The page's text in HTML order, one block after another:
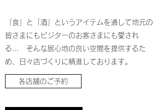
「食」と「酒」というアイテムを通して地元の
皆さまにもビジターのお客さまにも愛され
る… そんな居心地の良い空間を提供するた
め、日々店づくりに精進しております。
各店舗のご予約